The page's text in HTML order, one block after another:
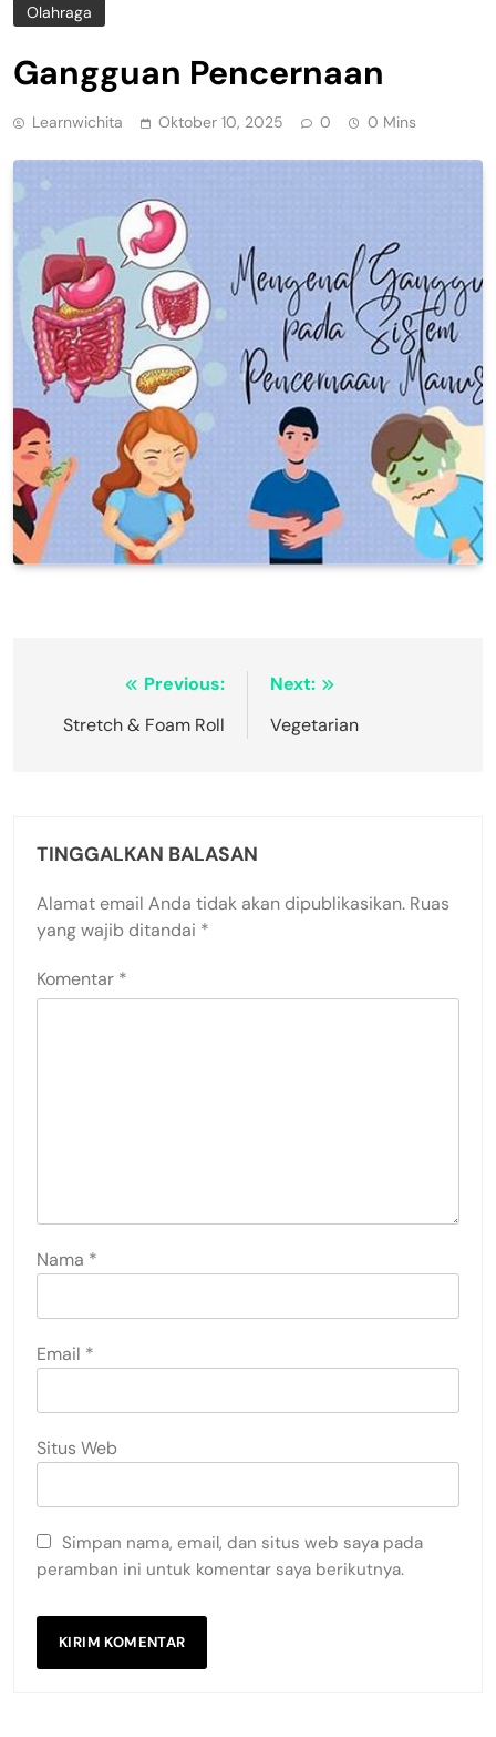
Olahraga
Gangguan Pencernaan
Learnwichita Oktober 10, 2025 0 0 Mins
Navigasi
pos
Previous:
Stretch & Foam Roll
Next:
Vegetarian
TINGGALKAN BALASAN
Alamat email Anda tidak akan dipublikasikan. Ruas
yang wajib ditandai *
Komentar *
Nama *
Email *
Situs Web
Simpan nama, email, dan situs web saya pada
peramban ini untuk komentar saya berikutnya.